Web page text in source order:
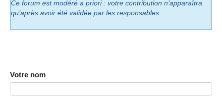
Ce forum est modéré a priori : votre contribution n’apparaîtra
qu’après avoir été validée par les responsables.
Votre nom